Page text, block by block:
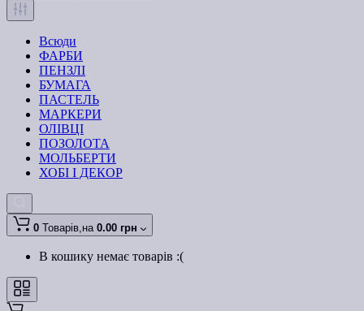
Всюди
ФАРБИ
ПЕНЗЛІ
БУМАГА
ПАСТЕЛЬ
МАРКЕРИ
ОЛІВЦІ
ПОЗОЛОТА
МОЛЬБЕРТИ
ХОБІ І ДЕКОР
0 Товарів,на 0.00 грн
В кошику немає товарів :(